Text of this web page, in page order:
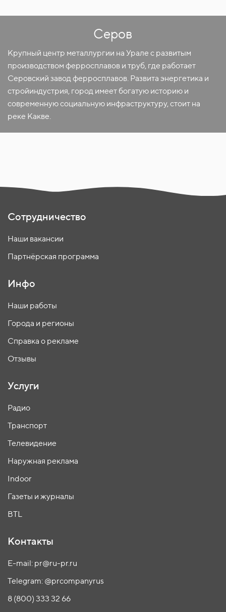
Серов
Крупный центр металлургии на Урале с развитым
производством ферросплавов и труб, где работает
Серовский завод ферросплавов. Развита энергетика и
стройиндустрия, город имеет богатую историю и
современную социальную инфраструктуру, стоит на
реке Какве.
Сотрудничество
Наши вакансии
Партнёрская программа
Инфо
Наши работы
Города и регионы
Справка о рекламе
Отзывы
Услуги
Радио
Транспорт
Телевидение
Наружная реклама
Indoor
Газеты и журналы
BTL
Контакты
E-mail: pr@ru-pr.ru
Telegram: @prcompanyrus
8 (800) 333 32 66